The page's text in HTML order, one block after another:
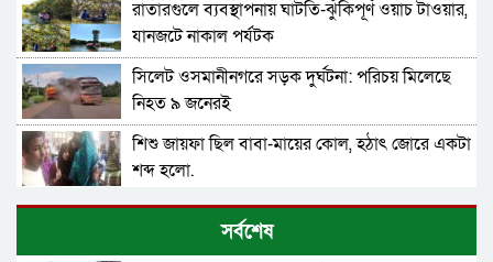
রাতারগুলে ব্যবস্থাপনায় ঘাটতি-ঝুঁকিপূর্ণ ওয়াচ টাওয়ার,
যানজটে নাকাল পর্যটক
সিলেট ওসমানীনগরে সড়ক দুর্ঘটনা: পরিচয় মিলেছে
নিহত ৯ জনেরই
শিশু জায়ফা ছিল বাবা-মায়ের কোল, হঠাৎ জোরে একটা
শব্দ হলো.
পানিতে ডুবে মারা যান বড় ভাই, সড়কে প্রাণ গেলো
সোবহানীঘাটের প্রীতমের
সর্বশেষ